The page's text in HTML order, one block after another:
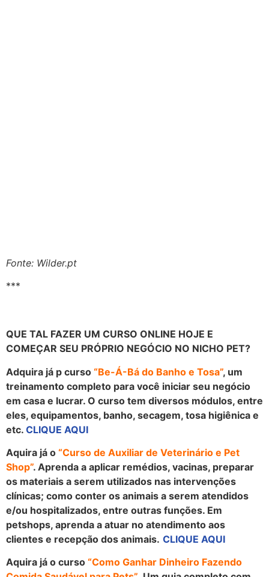
Fonte: Wilder.pt
***
QUE TAL FAZER UM CURSO ONLINE HOJE E
COMEÇAR SEU PRÓPRIO NEGÓCIO NO NICHO PET?
Adquira já p curso “Be-Á-Bá do Banho e Tosa”, um
treinamento completo para você iniciar seu negócio
em casa e lucrar. O curso tem diversos módulos, entre
eles, equipamentos, banho, secagem, tosa higiênica e
etc. CLIQUE AQUI
Aquira já o “Curso de Auxiliar de Veterinário e Pet
Shop”. Aprenda a aplicar remédios, vacinas, preparar
os materiais a serem utilizados nas intervenções
clínicas; como conter os animais a serem atendidos
e/ou hospitalizados, entre outras funções. Em
petshops, aprenda a atuar no atendimento aos
clientes e recepção dos animais. CLIQUE AQUI
Aquira já o curso “Como Ganhar Dinheiro Fazendo